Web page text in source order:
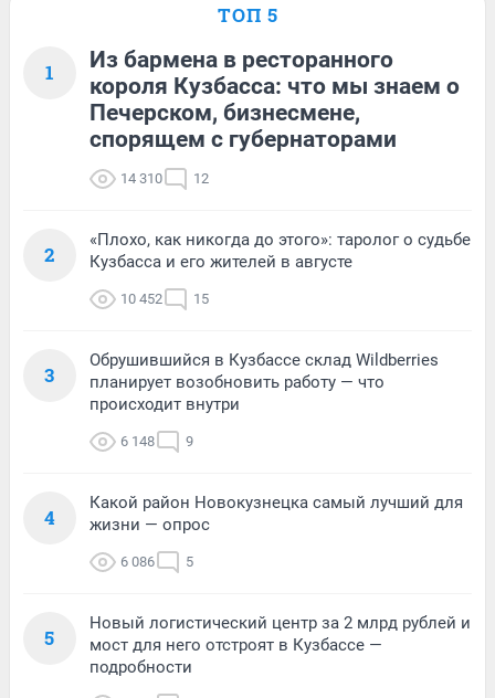
ТОП 5
1
Из бармена в ресторанного
короля Кузбасса: что мы знаем о
Печерском, бизнесмене,
спорящем с губернаторами
14 310 12
2
«Плохо, как никогда до этого»: таролог о судьбе
Кузбасса и его жителей в августе
10 452 15
3
Обрушившийся в Кузбассе склад Wildberries
планирует возобновить работу — что
происходит внутри
6 148 9
4
Какой район Новокузнецка самый лучший для
жизни — опрос
6 086 5
5
Новый логистический центр за 2 млрд рублей и
мост для него отстроят в Кузбассе —
подробности